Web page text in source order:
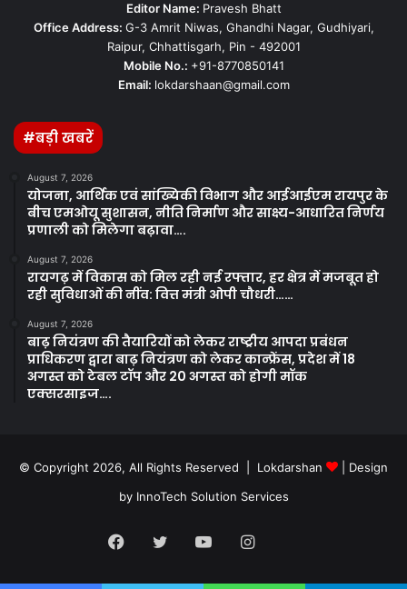
Editor Name: Pravesh Bhatt
Office Address: G-3 Amrit Niwas, Ghandhi Nagar, Gudhiyari,
Raipur, Chhattisgarh, Pin - 492001
Mobile No.: +91-8770850141
Email: lokdarshaan@gmail.com
#बड़ी खबरें
August 7, 2026
योजना, आर्थिक एवं सांख्यिकी विभाग और आईआईएम रायपुर के
बीच एमओयू सुशासन, नीति निर्माण और साक्ष्य-आधारित निर्णय
प्रणाली को मिलेगा बढ़ावा….
August 7, 2026
रायगढ़ में विकास को मिल रही नई रफ्तार, हर क्षेत्र में मजबूत हो
रही सुविधाओं की नींव: वित्त मंत्री ओपी चौधरी……
August 7, 2026
बाढ़ नियंत्रण की तैयारियों को लेकर राष्ट्रीय आपदा प्रबंधन
प्राधिकरण द्वारा बाढ़ नियंत्रण को लेकर कान्फ्रेंस, प्रदेश में 18
अगस्त को टेबल टॉप और 20 अगस्त को होगी मॉक
एक्सरसाइज….
© Copyright 2026, All Rights Reserved | Lokdarshan
| Design
by InnoTech Solution Services
Facebook
Twitter YouTubeInstagram